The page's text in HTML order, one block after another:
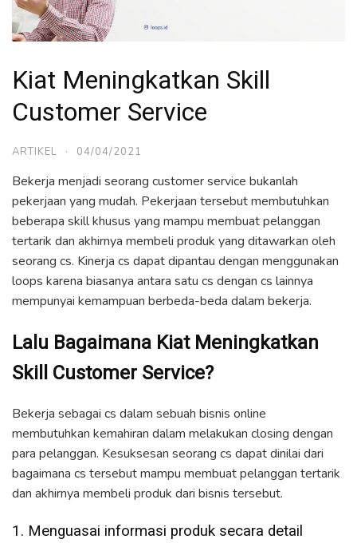
Kiat Meningkatkan Skill
Customer Service
ARTIKEL · 04/04/2021
Bekerja menjadi seorang customer service bukanlah
pekerjaan yang mudah. Pekerjaan tersebut membutuhkan
beberapa skill khusus yang mampu membuat pelanggan
tertarik dan akhirnya membeli produk yang ditawarkan oleh
seorang cs. Kinerja cs dapat dipantau dengan menggunakan
loops karena biasanya antara satu cs dengan cs lainnya
mempunyai kemampuan berbeda-beda dalam bekerja.
Lalu Bagaimana Kiat Meningkatkan
Skill Customer Service?
Bekerja sebagai cs dalam sebuah bisnis online
membutuhkan kemahiran dalam melakukan closing dengan
para pelanggan. Kesuksesan seorang cs dapat dinilai dari
bagaimana cs tersebut mampu membuat pelanggan tertarik
dan akhirnya membeli produk dari bisnis tersebut.
1. Menguasai informasi produk secara detail